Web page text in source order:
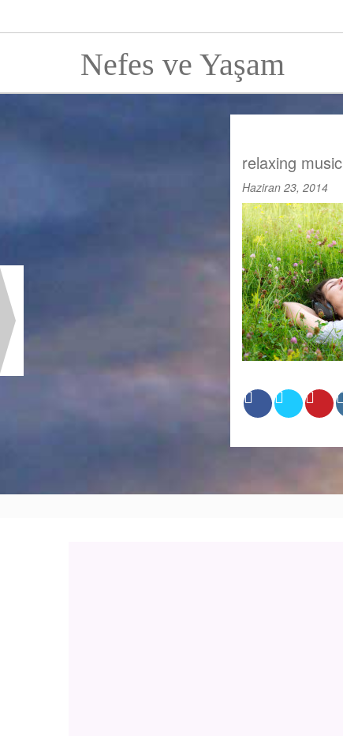
Nefes ve Yaşam
relaxing music
Haziran 23, 2014